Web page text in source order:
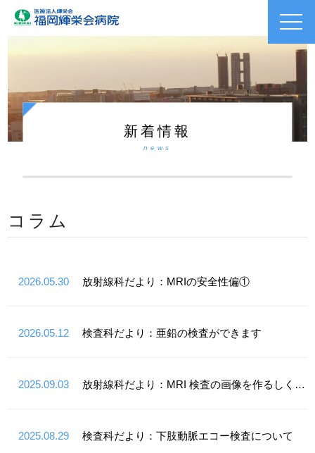
toggle
新着情報
news
コラム
2026.05.30 放射線科だより：MRIの安全性偏①
2026.05.12 検査科だより：亜鉛の検査ができます
2025.09.03 放射線科だより：MRI 検査の画像を作るしくみ②
2025.08.29 検査科だより：下肢動脈エコー検査について